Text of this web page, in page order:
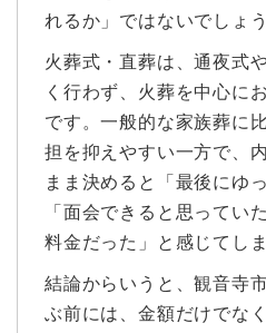
れるか」ではないでしょう
火葬式・直葬は、通夜式
く行わず、火葬を中心に
です。一般的な家族葬に
担を抑えやすい一方で、
まま決めると「最後にゆ
「面会できると思ってい
料金だった」と感じてし
結論からいうと、観音寺
ぶ前には、金額だけでな